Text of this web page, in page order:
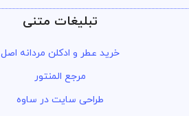
تبلیغات متنی
خرید عطر و ادکلن مردانه اصل
مرجع المنتور
طراحی سایت در ساوه